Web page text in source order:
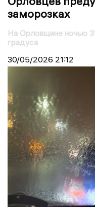
заморозках
На Орловщине ночью
градуса
30/05/2026 21:12